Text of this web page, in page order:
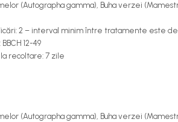
(Autographa gamma), Buha verzei (
: 2 – interval minim între tratamente este
12-49
la recoltare: 7 zile
(Autographa gamma), Buha verzei (